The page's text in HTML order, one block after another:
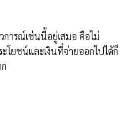
เช่นนี้อยู่เสมอ คือไม่
โยชน์และเงินที่จ่ายออกไปได้ก็
มาก